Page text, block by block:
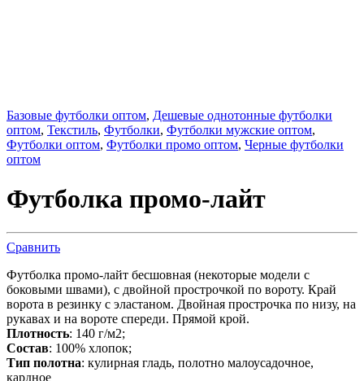
Базовые футболки оптом, Дешевые однотонные футболки
оптом, Текстиль, Футболки, Футболки мужские оптом,
Футболки оптом, Футболки промо оптом, Черные футболки
оптом
Футболка промо-лайт
Сравнить
Футболка промо-лайт бесшовная (некоторые модели с
боковыми швами), с двойной прострочкой по вороту. Край
ворота в резинку с эластаном. Двойная прострочка по низу, на
рукавах и на вороте спереди. Прямой крой.
Плотность: 140 г/м2;
Состав: 100% хлопок;
Тип полотна: кулирная гладь, полотно малоусадочное,
кардное